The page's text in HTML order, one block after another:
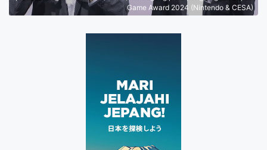
Game Award 2024 (Nintendo & CESA)